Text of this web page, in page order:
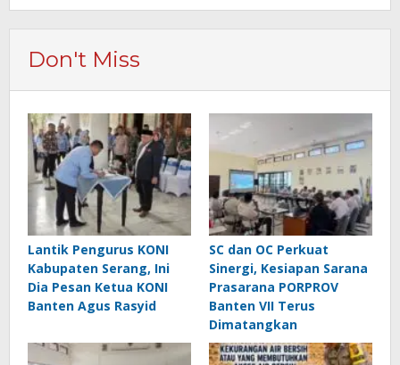
Don't Miss
Lantik Pengurus KONI
Kabupaten Serang, Ini
Dia Pesan Ketua KONI
Banten Agus Rasyid
SC dan OC Perkuat
Sinergi, Kesiapan Sarana
Prasarana PORPROV
Banten VII Terus
Dimatangkan